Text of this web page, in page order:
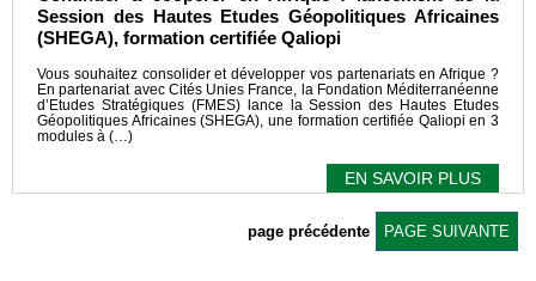
Session des Hautes Etudes Géopolitiques Africaines
(SHEGA), formation certifiée Qaliopi
Vous souhaitez consolider et développer vos partenariats en Afrique ?
En partenariat avec Cités Unies France, la Fondation Méditerranéenne
d’Etudes Stratégiques (FMES) lance la Session des Hautes Etudes
Géopolitiques Africaines (SHEGA), une formation certifiée Qaliopi en 3
modules à (…)
EN SAVOIR PLUS
page précédente PAGE SUIVANTE